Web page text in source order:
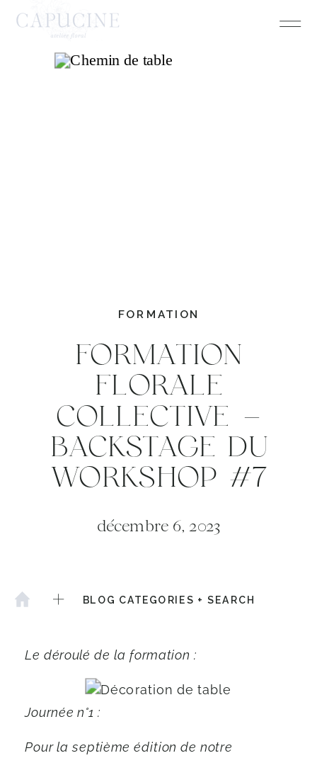
FORMATION
FORMATION
FLORALE
COLLECTIVE –
BACKSTAGE DU
WORKSHOP #7
décembre 6, 2023
BLOG CATEGORIES + SEARCH
Le déroulé de la formation :
Journée n°1 :
Pour la septième édition de notre